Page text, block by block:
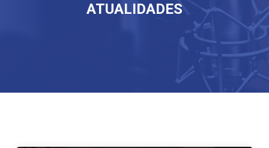
ATUALIDADES